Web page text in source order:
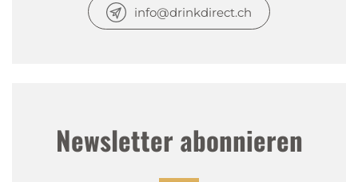
info@drinkdirect.ch
Newsletter abonnieren